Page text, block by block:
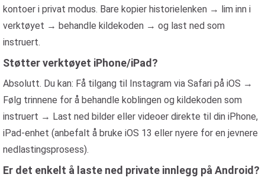
kontoer i privat modus. Bare kopier historielenken → lim inn i
verktøyet → behandle kildekoden → og last ned som
instruert.
Støtter verktøyet iPhone/iPad?
Absolutt. Du kan: Få tilgang til Instagram via Safari på iOS →
Følg trinnene for å behandle koblingen og kildekoden som
instruert → Last ned bilder eller videoer direkte til din iPhone,
iPad-enhet (anbefalt å bruke iOS 13 eller nyere for en jevnere
nedlastingsprosess).
Er det enkelt å laste ned private innlegg på Android?